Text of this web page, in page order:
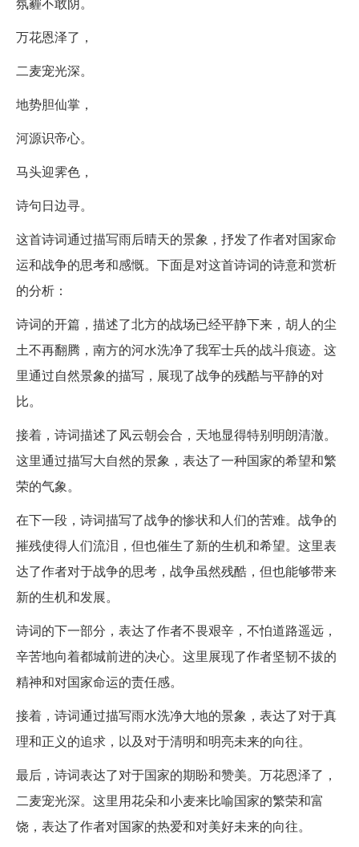
万花恩泽了，
二麦宠光深。
地势胆仙掌，
河源识帝心。
马头迎霁色，
诗句日边寻。
这首诗词通过描写雨后晴天的景象，抒发了作者对国家命
运和战争的思考和感慨。下面是对这首诗词的诗意和赏析
的分析：
诗词的开篇，描述了北方的战场已经平静下来，胡人的尘
土不再翻腾，南方的河水洗净了我军士兵的战斗痕迹。这
里通过自然景象的描写，展现了战争的残酷与平静的对
比。
接着，诗词描述了风云朝会合，天地显得特别明朗清澈。
这里通过描写大自然的景象，表达了一种国家的希望和繁
荣的气象。
在下一段，诗词描写了战争的惨状和人们的苦难。战争的
摧残使得人们流泪，但也催生了新的生机和希望。这里表
达了作者对于战争的思考，战争虽然残酷，但也能够带来
新的生机和发展。
诗词的下一部分，表达了作者不畏艰辛，不怕道路遥远，
辛苦地向着都城前进的决心。这里展现了作者坚韧不拔的
精神和对国家命运的责任感。
接着，诗词通过描写雨水洗净大地的景象，表达了对于真
理和正义的追求，以及对于清明和明亮未来的向往。
最后，诗词表达了对于国家的期盼和赞美。万花恩泽了，
二麦宠光深。这里用花朵和小麦来比喻国家的繁荣和富
饶，表达了作者对国家的热爱和对美好未来的向往。